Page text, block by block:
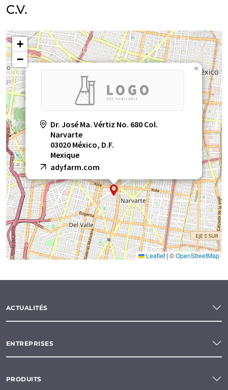
C.V.
Dr. José Ma. Vértiz No. 680 Col.
Narvarte
03020 México, D.F.
Mexique
adyfarm.com
×
+
−
Leaflet | ©OpenStreetMap
ACTUALITÉS
ENTREPRISES
PRODUITS